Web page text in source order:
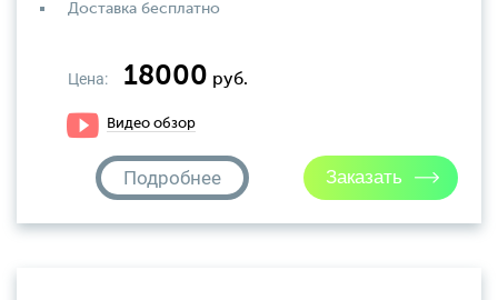
Доставка бесплатно
Цена: 18000 руб.
Видео обзор
Подробнее